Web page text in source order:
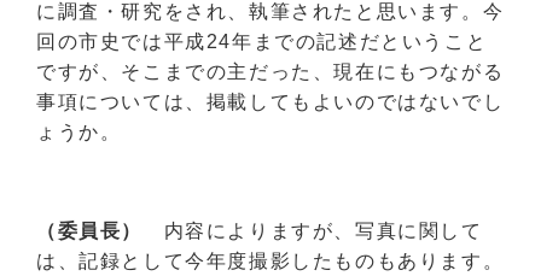
に調査・研究をされ、執筆されたと思います。今
回の市史では平成24年までの記述だということ
ですが、そこまでの主だった、現在にもつながる
事項については、掲載してもよいのではないでし
ょうか。
（委員長） 内容によりますが、写真に関して
は、記録として今年度撮影したものもあります。